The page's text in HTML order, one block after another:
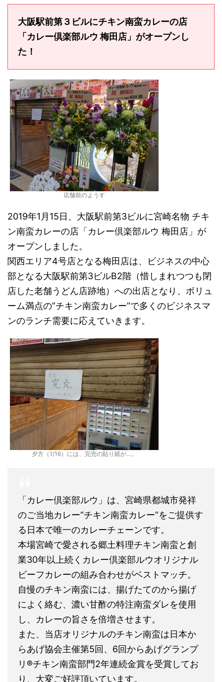
大阪駅前第３ビルにチキン南蛮カレーの店
「カレー倶楽部ルウ 梅田店」がオープンし
た！
店舗前のようす
2019年1月15日、大阪駅前第3ビルに宮崎名物 チキ
ン南蛮カレーの店「カレー倶楽部ルウ 梅田店」が
オープンしました。
関西エリア4号店となる梅田店は、ビジネスの中心
部となる大阪駅前第3ビルB2階（惜しまれつつも閉
店した老舗うどん店跡地）への出店となり、ボリュ
ーム満点の”チキン南蛮カレー”で多くのビジネスマ
ンのランチ需要に応えていきます。
夕方（1/16）には、完売の貼り紙が…。
「カレー倶楽部ルウ」は、宮崎県都城市発祥
のご当地カレー“チキン南蛮カレー”をご提供す
る日本で唯一のカレーチェーンです。
本場宮崎で愛される郷土料理チキン南蛮と創
業30年以上続くカレー倶楽部ルウオリジナル
ビーフカレーの組み合わせがベストマッチ。
自慢のチキン南蛮には、揚げたてのから揚げ
によく絡む、濃い甘酢の特注南蛮ダレを使用
し、カレーの旨さを倍増させます。
また、当店オリジナルのチキン南蛮は日本か
らあげ協会主催第5回、6回からあげグランプ
リ®チキン南蛮部門2年連続金賞を受賞してお
り、大変ご好評頂いています。